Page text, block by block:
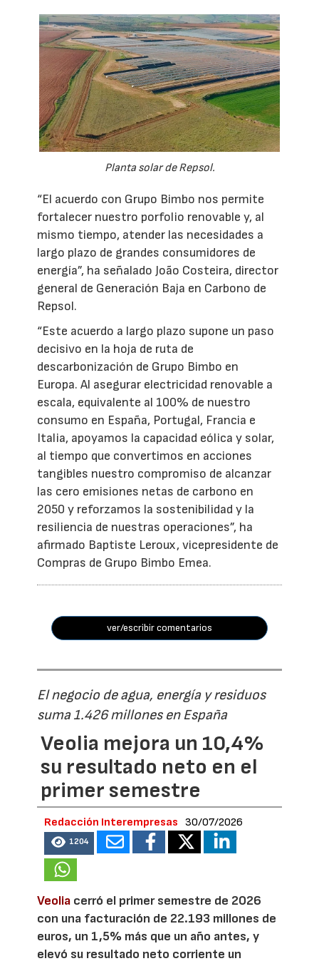
Planta solar de Repsol.
“El acuerdo con Grupo Bimbo nos permite
fortalecer nuestro porfolio renovable y, al
mismo tiempo, atender las necesidades a
largo plazo de grandes consumidores de
energía”, ha señalado João Costeira, director
general de Generación Baja en Carbono de
Repsol.
“Este acuerdo a largo plazo supone un paso
decisivo en la hoja de ruta de
descarbonización de Grupo Bimbo en
Europa. Al asegurar electricidad renovable a
escala, equivalente al 100% de nuestro
consumo en España, Portugal, Francia e
Italia, apoyamos la capacidad eólica y solar,
al tiempo que convertimos en acciones
tangibles nuestro compromiso de alcanzar
las cero emisiones netas de carbono en
2050 y reforzamos la sostenibilidad y la
resiliencia de nuestras operaciones”, ha
afirmado Baptiste Leroux, vicepresidente de
Compras de Grupo Bimbo Emea.
ver/escribir comentarios
El negocio de agua, energía y residuos
suma 1.426 millones en España
Veolia mejora un 10,4%
su resultado neto en el
primer semestre
Redacción Interempresas 30/07/2026
1204
Veolia cerró el primer semestre de 2026
con una facturación de 22.193 millones de
euros, un 1,5% más que un año antes, y
elevó su resultado neto corriente un